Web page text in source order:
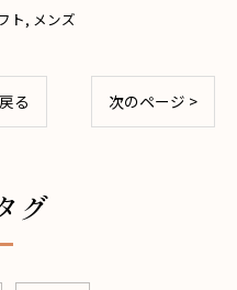
ト メンズ
る 次のページ >
グ